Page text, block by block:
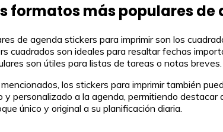
formatos más populares
de agenda stickers para imprimir son los
cuadrados son ideales para resaltar fechas
son útiles para listas de tareas o notas breves.
los stickers para imprimir también
y personalizado a la agenda, permitiendo
único y original a su planificación diaria.